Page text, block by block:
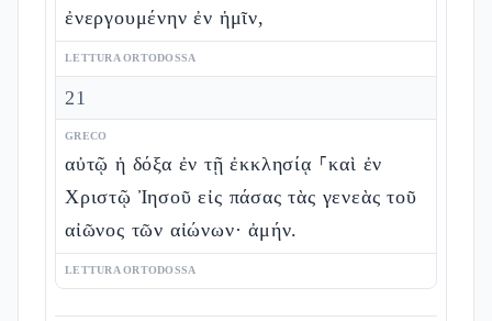
ἐνεργουμένην ἐν ἡμῖν,
LETTURA ORTODOSSA
21
GRECO
αὐτῷ ἡ δόξα ἐν τῇ ἐκκλησίᾳ ⸀καὶ ἐν
Χριστῷ Ἰησοῦ εἰς πάσας τὰς γενεὰς τοῦ
αἰῶνος τῶν αἰώνων· ἀμήν.
LETTURA ORTODOSSA